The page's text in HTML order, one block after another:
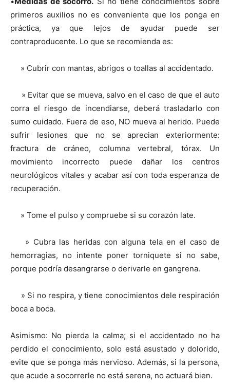
primeros auxilios no es conveniente que los ponga en
práctica, ya que lejos de ayudar puede ser
contraproducente. Lo que se recomienda es:
» Cubrir con mantas, abrigos o toallas al accidentado.
» Evitar que se mueva, salvo en el caso de que el auto
corra el riesgo de incendiarse, deberá trasladarlo con
sumo cuidado. Fuera de eso, NO mueva al herido. Puede
sufrir lesiones que no se aprecian exteriormente:
fractura de cráneo, columna vertebral, tórax. Un
movimiento incorrecto puede dañar los centros
neurológicos vitales y acabar así con toda esperanza de
recuperación.
» Tome el pulso y compruebe si su corazón late.
» Cubra las heridas con alguna tela en el caso de
hemorragias, no intente poner torniquete si no sabe,
porque podría desangrarse o derivarle en gangrena.
» Si no respira, y tiene conocimientos dele respiración
boca a boca.
Asimismo: No pierda la calma; si el accidentado no ha
perdido el conocimiento, solo está asustado y dolorido,
evite que se ponga más nervioso. Además, si la persona,
que acude a socorrerle no está serena, no actuará bien.